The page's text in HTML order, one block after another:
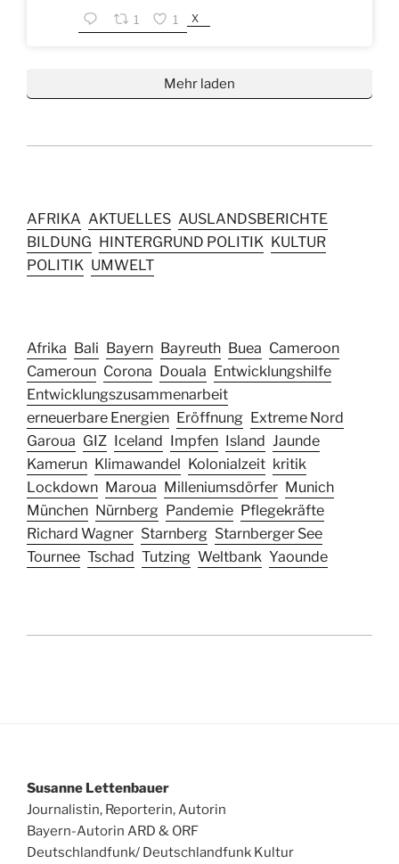
1 1 X
Mehr laden
AFRIKA AKTUELLES AUSLANDSBERICHTE
BILDUNG HINTERGRUND POLITIK KULTUR
POLITIK UMWELT
Afrika Bali Bayern Bayreuth Buea Cameroon
Cameroun Corona Douala Entwicklungshilfe
Entwicklungszusammenarbeit
erneuerbare Energien Eröffnung Extreme Nord
Garoua GIZ Iceland Impfen Island Jaunde
Kamerun Klimawandel Kolonialzeit kritik
Lockdown Maroua Milleniumsdörfer Munich
München Nürnberg Pandemie Pflegekräfte
Richard Wagner Starnberg Starnberger See
Tournee Tschad Tutzing Weltbank Yaounde
Susanne Lettenbauer
Journalistin, Reporterin, Autorin
Bayern-Autorin ARD & ORF
Deutschlandfunk/ Deutschlandfunk Kultur